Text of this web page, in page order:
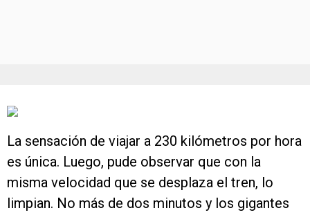
La sensación de viajar a 230 kilómetros por hora
es única. Luego, pude observar que con la
misma velocidad que se desplaza el tren, lo
limpian. No más de dos minutos y los gigantes